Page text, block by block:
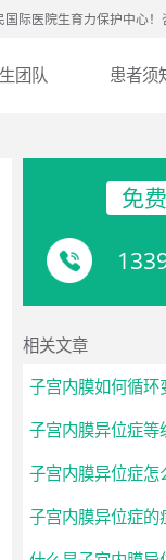
国际医院生育力保护中心
团队 患者须
免
相关文章
子宫内膜如何循环
子宫内膜异位症等
子宫内膜异位症怎
子宫内膜异位症的